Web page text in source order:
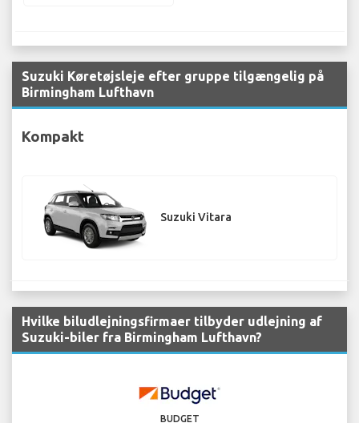
Suzuki Køretøjsleje efter gruppe tilgængelig på
Birmingham Lufthavn
Kompakt
Suzuki Vitara
Hvilke biludlejningsfirmaer tilbyder udlejning af
Suzuki-biler fra Birmingham Lufthavn?
BUDGET